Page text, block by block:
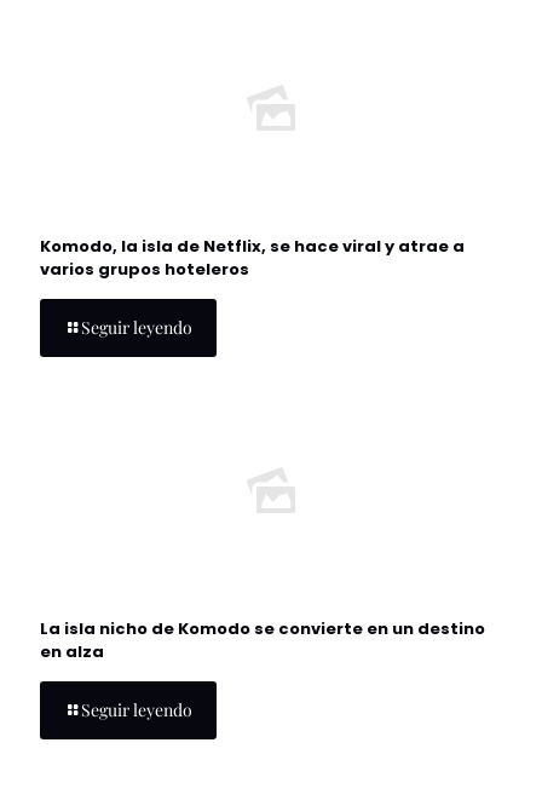
Komodo, la isla de Netflix, se hace viral y atrae a
varios grupos hoteleros
Seguir leyendo
La isla nicho de Komodo se convierte en un destino
en alza
Seguir leyendo